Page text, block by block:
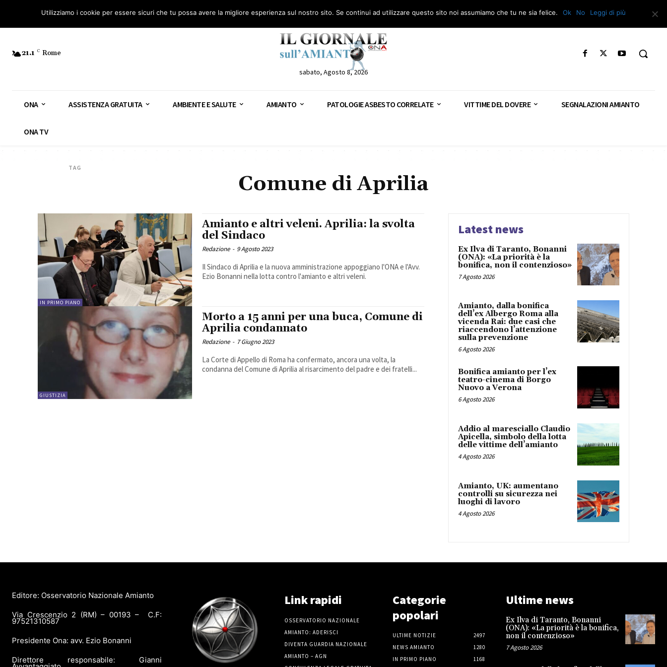
Osservatorio Nazionale Amianto: aderisci Diventa Guardia Nazionale Amianto – AGN Consulenza legale gratuita: civile, penale e lavoro Segnala – AGN Segnala – Repac
21.1 C Rome
sabato, Agosto 8, 2026
ONA ASSISTENZA GRATUITA AMBIENTE E SALUTE AMIANTO PATOLOGIE ASBESTO CORRELATE VITTIME DEL DOVERE SEGNALAZIONI AMIANTO
ONA TV
TAG
Comune di Aprilia
IN PRIMO PIANO
Amianto e altri veleni. Aprilia: la svolta
del Sindaco
Redazione - 9 Agosto 2023
Il Sindaco di Aprilia e la nuova amministrazione appoggiano l'ONA e l'Avv.
Ezio Bonanni nella lotta contro l'amianto e altri veleni.
GIUSTIZIA
Morto a 15 anni per una buca, Comune di
Aprilia condannato
Redazione - 7 Giugno 2023
La Corte di Appello di Roma ha confermato, ancora una volta, la
condanna del Comune di Aprilia al risarcimento del padre e dei fratelli...
Latest news
Ex Ilva di Taranto, Bonanni
(ONA): «La priorità è la
bonifica, non il contenzioso»
7 Agosto 2026
Amianto, dalla bonifica
dell’ex Albergo Roma alla
vicenda Rai: due casi che
riaccendono l’attenzione
sulla prevenzione
6 Agosto 2026
Bonifica amianto per l’ex
teatro-cinema di Borgo
Nuovo a Verona
6 Agosto 2026
Addio al maresciallo Claudio
Apicella, simbolo della lotta
delle vittime dell’amianto
4 Agosto 2026
Amianto, UK: aumentano
controlli su sicurezza nei
luoghi di lavoro
4 Agosto 2026
Editore: Osservatorio Nazionale Amianto
Via Crescenzio 2 (RM) – 00193 – C.F:
97521310587
Presidente Ona: avv. Ezio Bonanni
Direttore responsabile: Gianni
Link rapidi
OSSERVATORIO NAZIONALE
AMIANTO: ADERISCI
DIVENTA GUARDIA NAZIONALE
AMIANTO – AGN
Categorie
popolari
ULTIME NOTIZIE
2497
NEWS AMIANTO
1280
IN PRIMO PIANO
1168
Ultime news
Ex Ilva di Taranto, Bonanni
(ONA): «La priorità è la bonifica,
non il contenzioso»
7 Agosto 2026
Utilizziamo i cookie per essere sicuri che tu possa avere la migliore esperienza sul nostro sito. Se continui ad utilizzare questo sito noi assumiamo che tu ne sia felice. Ok No Leggi di più